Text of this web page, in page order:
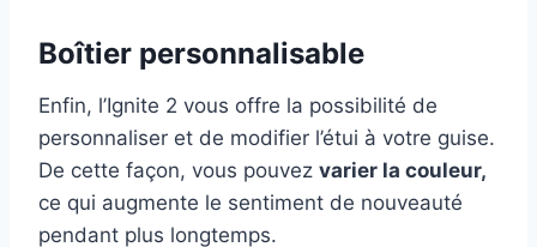
Boîtier personnalisable
Enfin, l’Ignite 2 vous offre la possibilité de
personnaliser et de modifier l’étui à votre guise.
De cette façon, vous pouvez varier la couleur,
ce qui augmente le sentiment de nouveauté
pendant plus longtemps.